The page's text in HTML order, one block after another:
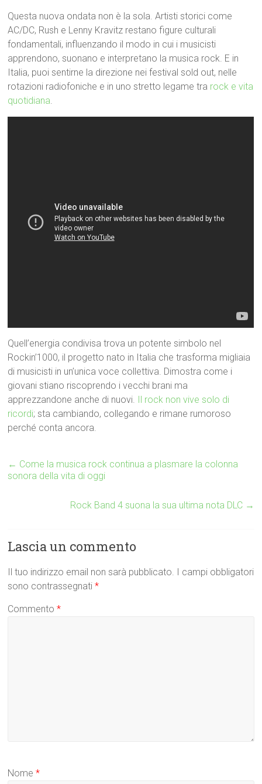
Questa nuova ondata non è la sola. Artisti storici come
AC/DC, Rush e Lenny Kravitz restano figure culturali
fondamentali, influenzando il modo in cui i musicisti
apprendono, suonano e interpretano la musica rock. E in
Italia, puoi sentirne la direzione nei festival sold out, nelle
rotazioni radiofoniche e in uno stretto legame tra rock e vita
quotidiana.
Quell’energia condivisa trova un potente simbolo nel
Rockin’1000, il progetto nato in Italia che trasforma migliaia
di musicisti in un’unica voce collettiva. Dimostra come i
giovani stiano riscoprendo i vecchi brani ma
apprezzandone anche di nuovi. Il rock non vive solo di
ricordi; sta cambiando, collegando e rimane rumoroso
perché conta ancora.
← Come la musica rock continua a plasmare la colonna
sonora della vita di oggi
Rock Band 4 suona la sua ultima nota DLC →
Lascia un commento
Il tuo indirizzo email non sarà pubblicato. I campi obbligatori
sono contrassegnati*
Commento*
Nome*